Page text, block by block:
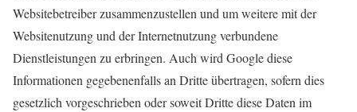
Websitebetreiber zusammenzustellen und um weitere mit der
Websitenutzung und der Internetnutzung verbundene
Dienstleistungen zu erbringen. Auch wird Google diese
Informationen gegebenenfalls an Dritte übertragen, sofern dies
gesetzlich vorgeschrieben oder soweit Dritte diese Daten im